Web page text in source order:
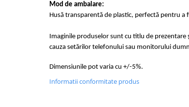
Mod de ambalare:
Husă transparentă de plastic, perfectă pentru a
Imaginile produselor sunt cu titlu de
cauza setărilor telefonului sau monitorului
Dimensiunile pot varia cu +/-5%.
Informatii conformitate produs